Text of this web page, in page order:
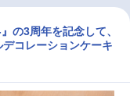
コスプレ
の3周年を記念して、
コレーションケーキ